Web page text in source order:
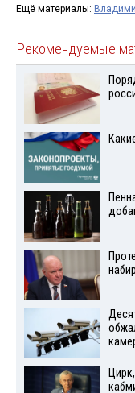
Ещё материалы:
Рекомендуемые